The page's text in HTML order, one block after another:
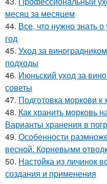
месяц за месяцем
44. Все, что нужно знать
год
45. Уход за
подходы
46. Июньский уход за
советы
47. Подготовка моркови
48. Как хранить морковь
Варианты хранения в
49. Особенности
весной. Корневыми
50. Настойка из личинок
создания и применения